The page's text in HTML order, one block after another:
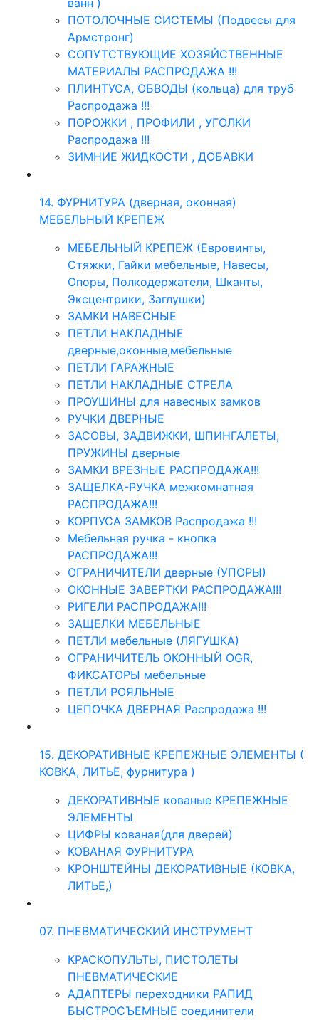
ванн )
ПОТОЛОЧНЫЕ СИСТЕМЫ (Подвесы для
Армстронг)
СОПУТСТВУЮЩИЕ ХОЗЯЙСТВЕННЫЕ
МАТЕРИАЛЫ РАСПРОДАЖА !!!
ПЛИНТУСА, ОБВОДЫ (кольца) для труб
Распродажа !!!
ПОРОЖКИ , ПРОФИЛИ , УГОЛКИ
Распродажа !!!
ЗИМНИЕ ЖИДКОСТИ , ДОБАВКИ
14. ФУРНИТУРА (дверная, оконная)
МЕБЕЛЬНЫЙ КРЕПЕЖ
МЕБЕЛЬНЫЙ КРЕПЕЖ (Евровинты,
Стяжки, Гайки мебельные, Навесы,
Опоры, Полкодержатели, Шканты,
Эксцентрики, Заглушки)
ЗАМКИ НАВЕСНЫЕ
ПЕТЛИ НАКЛАДНЫЕ
дверные,оконные,мебельные
ПЕТЛИ ГАРАЖНЫЕ
ПЕТЛИ НАКЛАДНЫЕ СТРЕЛА
ПРОУШИНЫ для навесных замков
РУЧКИ ДВЕРНЫЕ
ЗАСОВЫ, ЗАДВИЖКИ, ШПИНГАЛЕТЫ,
ПРУЖИНЫ дверные
ЗАМКИ ВРЕЗНЫЕ РАСПРОДАЖА!!!
ЗАЩЕЛКА-РУЧКА межкомнатная
РАСПРОДАЖА!!!
КОРПУСА ЗАМКОВ Распродажа !!!
Мебельная ручка - кнопка
РАСПРОДАЖА!!!
ОГРАНИЧИТЕЛИ дверные (УПОРЫ)
ОКОННЫЕ ЗАВЕРТКИ РАСПРОДАЖА!!!
РИГЕЛИ РАСПРОДАЖА!!!
ЗАЩЕЛКИ МЕБЕЛЬНЫЕ
ПЕТЛИ мебельные (ЛЯГУШКА)
ОГРАНИЧИТЕЛЬ ОКОННЫЙ OGR,
ФИКСАТОРЫ мебельные
ПЕТЛИ РОЯЛЬНЫЕ
ЦЕПОЧКА ДВЕРНАЯ Распродажа !!!
15. ДЕКОРАТИВНЫЕ КРЕПЕЖНЫЕ ЭЛЕМЕНТЫ (
КОВКА, ЛИТЬЕ, фурнитура )
ДЕКОРАТИВНЫЕ кованые КРЕПЕЖНЫЕ
ЭЛЕМЕНТЫ
ЦИФРЫ кованая(для дверей)
КОВАНАЯ ФУРНИТУРА
КРОНШТЕЙНЫ ДЕКОРАТИВНЫЕ (КОВКА,
ЛИТЬЕ,)
07. ПНЕВМАТИЧЕСКИЙ ИНСТРУМЕНТ
КРАСКОПУЛЬТЫ, ПИСТОЛЕТЫ
ПНЕВМАТИЧЕСКИЕ
АДАПТЕРЫ переходники РАПИД
БЫСТРОСЪЕМНЫЕ соединители